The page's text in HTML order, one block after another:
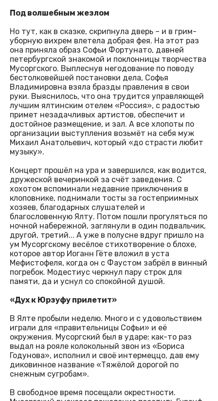
Под волшебным жезлом
Но тут, как в сказке, скрипнула дверь – и в грим-
уборную вихрем влетела добрая фея. На этот раз
она приняла образ Софьи Фортунато, давней
петербургской знакомой и поклонницы творчества
Мусоргского. Выплеснув негодование по поводу
бестолковейшей постановки дела, Софья
Владимировна взяла бразды правления в свои
руки. Выяснилось, что она трудится управляющей
лучшим ялтинским отелем «Россия», с радостью
примет незадачливых артистов, обеспечит и
достойное размещение, и зал. А все хлопоты по
организации выступления возьмёт на себя муж
Михаил Анатольевич, который «до страсти любит
музыку».
Концерт прошёл на ура и завершился, как водится,
дружеской вечеринкой за счёт заведения. С
хохотом вспоминали недавние приключения в
клоповнике, поднимали тосты за гостеприимных
хозяев, благодарных слушателей и
благословенную Ялту. Потом пошли прогуляться по
ночной набережной, заглянули в один подвальчик,
другой, третий... А уже в полусне вдруг пришло на
ум Мусоргскому весёлое стихотворение о блохе,
которое автор Иоганн Гёте вложил в уста
Мефистофеля, когда он с Фаустом забрёл в винный
погребок. Модестиус черкнул пару строк для
памяти, да и уснул со спокойной душой.
«Дух к Юрзуфу прилетит»
В Ялте пробыли неделю. Много и с удовольствием
играли для «правительницы Софьи» и её
окружения. Мусоргский был в ударе: как-то раз
выдал на рояле колокольный звон из «Бориса
Годунова», исполнил и своё интермеццо, дав ему
диковинное название «Тяжёлой дорогой по
снежным сугробам».
В свободное время посещали окрестности.